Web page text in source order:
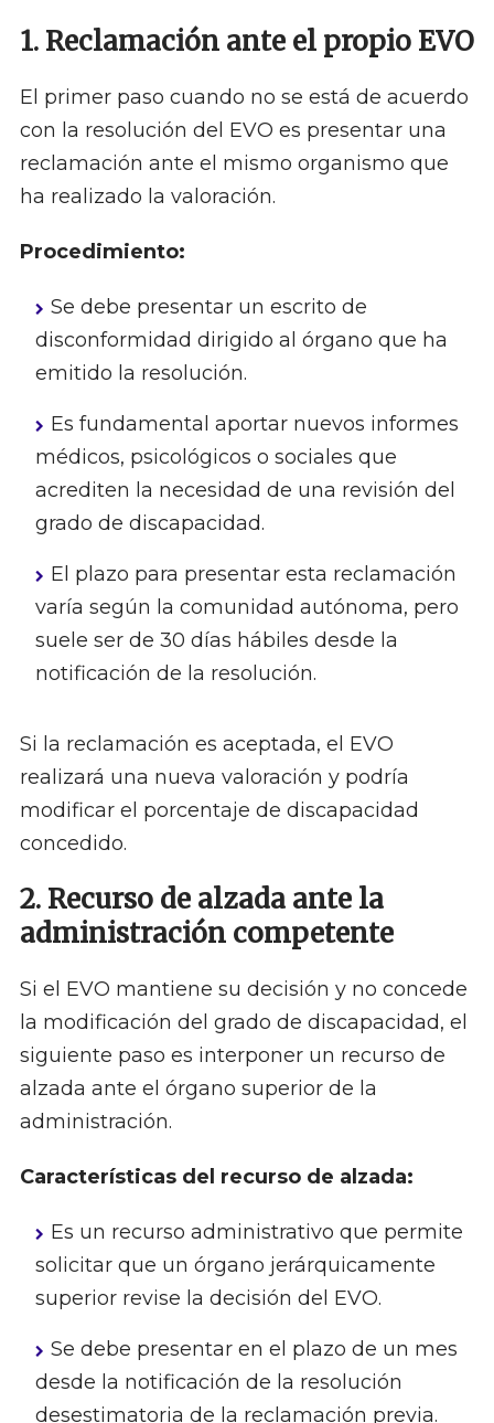
1. Reclamación ante el propio EVO
El primer paso cuando no se está de acuerdo
con la resolución del EVO es presentar una
reclamación ante el mismo organismo que
ha realizado la valoración.
Procedimiento:
Se debe presentar un escrito de
disconformidad dirigido al órgano que ha
emitido la resolución.
Es fundamental aportar nuevos informes
médicos, psicológicos o sociales que
acrediten la necesidad de una revisión del
grado de discapacidad.
El plazo para presentar esta reclamación
varía según la comunidad autónoma, pero
suele ser de 30 días hábiles desde la
notificación de la resolución.
Si la reclamación es aceptada, el EVO
realizará una nueva valoración y podría
modificar el porcentaje de discapacidad
concedido.
2. Recurso de alzada ante la
administración competente
Si el EVO mantiene su decisión y no concede
la modificación del grado de discapacidad, el
siguiente paso es interponer un recurso de
alzada ante el órgano superior de la
administración.
Características del recurso de alzada:
Es un recurso administrativo que permite
solicitar que un órgano jerárquicamente
superior revise la decisión del EVO.
Se debe presentar en el plazo de un mes
desde la notificación de la resolución
desestimatoria de la reclamación previa.